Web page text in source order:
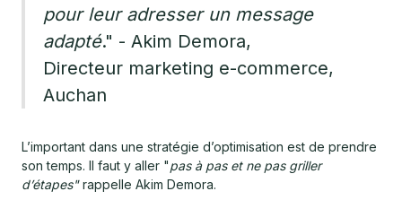
pour leur adresser un message
adapté." - Akim Demora,
Directeur marketing e-commerce,
Auchan
L’important dans une stratégie d’optimisation est de prendre
son temps. Il faut y aller "pas à pas et ne pas griller
d’étapes"rappelle Akim Demora.